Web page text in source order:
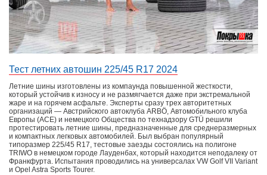
Тест летних автошин 225/45 R17 2024
Летние шины изготовлены из компаунда повышенной жесткости,
который устойчив к износу и не размягчается даже при экстремальной
жаре и на горячем асфальте. Эксперты сразу трех авторитетных
организаций — Австрийского автоклуба ARBÖ, Автомобильного клуба
Европы (ACE) и немецкого Общества по технадзору GTÜ решили
протестировать летние шины, предназначенные для среднеразмерных
и компактных легковых автомобилей. Был выбран популярный
типоразмер 225/45 R17, тестовые заезды состоялись на полигоне
TRIWO в немецком городе Лауденбах, который находится неподалеку от
Франкфурта. Испытания проводились на универсалах VW Golf VII Variant
и Opel Astra Sports Tourer.